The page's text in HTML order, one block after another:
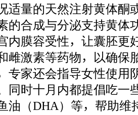
适量的天然注射黄体酮
的合成与分泌支持黄体
内膜容受性，让囊胚更
雌激素等药物，以确保
专家还会指导女性使用
同时十月内都提倡吃一
油（DHA）等，帮助维